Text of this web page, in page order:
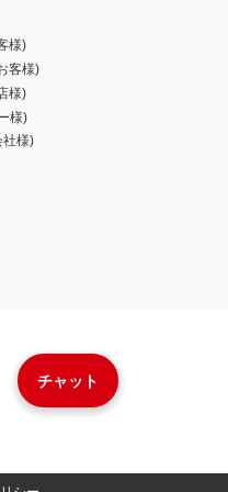
チャット
様)
客様)
様)
様)
社様)